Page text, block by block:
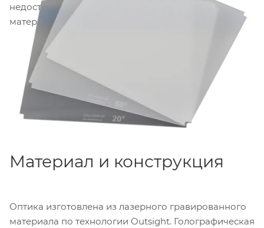
недостижимо для обычных диффузионных
материалов.
Материал и конструкция
Оптика изготовлена из лазерного гравированного
материала по технологии Outsight. Голографическая